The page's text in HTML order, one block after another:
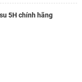
5H chính hãng